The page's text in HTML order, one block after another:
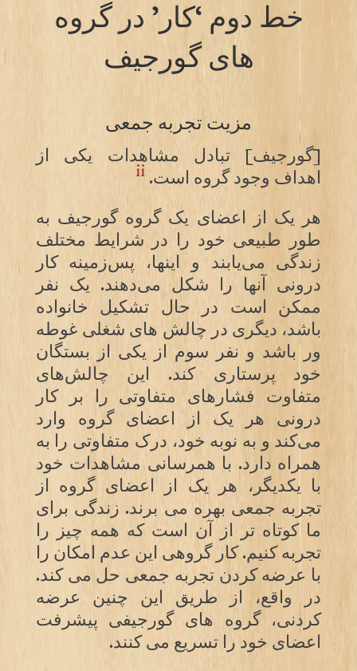
خط دوم ‘کار’ در گروه
های گورجیف
مزیت تجربه جمعی
[گورجیف] تبادل مشاهدات یکی از
اهداف وجود گروه است. ii
هر یک از اعضای یک گروه گورجیف به
طور طبیعی خود را در شرایط مختلف
زندگی می‌یابند و اینها، پس‌زمینه کار
درونی آنها را شکل می‌دهند. یک نفر
ممکن است در حال تشکیل خانواده
باشد، دیگری در چالش های شغلی غوطه
ور باشد و نفر سوم از یکی از بستگان
خود پرستاری کند. این چالش‌های
متفاوت فشارهای متفاوتی را بر کار
درونی هر یک از اعضای گروه وارد
می‌کند و به نوبه خود، درک متفاوتی را به
همراه دارد. با همرسانی مشاهدات خود
با یکدیگر، هر یک از اعضای گروه از
تجربه جمعی بهره می برند. زندگی برای
ما کوتاه تر از آن است که همه چیز را
تجربه کنیم. کار گروهی این عدم امکان را
با عرضه کردن تجربه جمعی حل می کند.
در واقع، از طریق این چنین عرضه
کردنی، گروه های گورجیفی پیشرفت
اعضای خود را تسریع می کنند.